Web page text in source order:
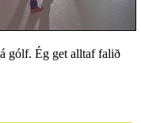
gólf. Ég get alltaf falið